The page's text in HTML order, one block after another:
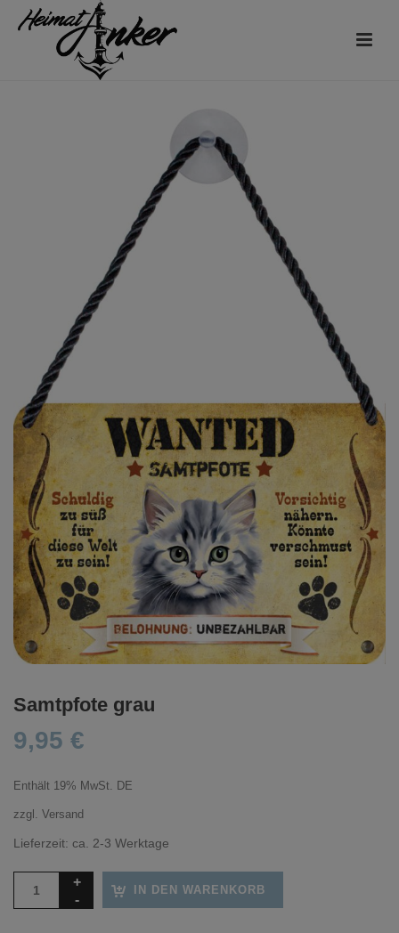
Samtpfote grau
9,95 €
Enthält 19% MwSt. DE
zzgl. Versand
Lieferzeit: ca. 2-3 Werktage
IN DEN WARENKORB